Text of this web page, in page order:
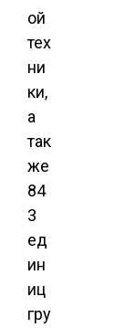
ой
тех
ни
ки,
а
так
же
84
3
ед
ин
иц
гру